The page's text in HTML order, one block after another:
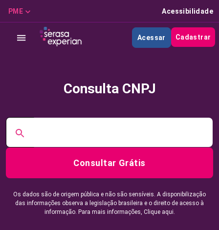
PME Acessibilidade
Acessar Cadastrar
Consulta CNPJ
Consultar Grátis
Os dados são de origem pública e não são sensíveis. A disponibilização
das informações observa a legislação brasileira e o direito de acesso à
informação. Para mais informações, Clique aqui.